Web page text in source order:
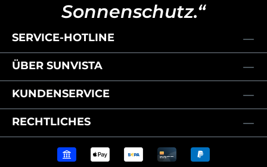
Sonnenschutz.“
SERVICE-HOTLINE
ÜBER SUNVISTA
KUNDENSERVICE
RECHTLICHES